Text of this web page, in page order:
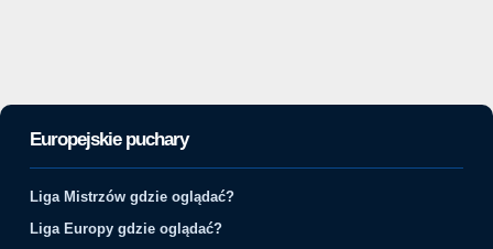
Europejskie puchary
Liga Mistrzów gdzie oglądać?
Liga Europy gdzie oglądać?